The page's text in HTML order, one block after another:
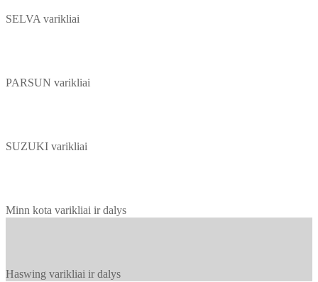
SELVA varikliai
PARSUN varikliai
SUZUKI varikliai
Minn kota varikliai ir dalys
Haswing varikliai ir dalys